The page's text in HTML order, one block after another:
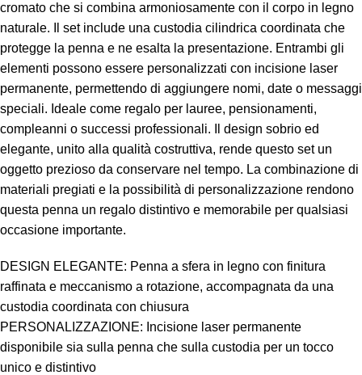
cromato che si combina armoniosamente con il corpo in legno
naturale. Il set include una custodia cilindrica coordinata che
protegge la penna e ne esalta la presentazione. Entrambi gli
elementi possono essere personalizzati con incisione laser
permanente, permettendo di aggiungere nomi, date o messaggi
speciali. Ideale come regalo per lauree, pensionamenti,
compleanni o successi professionali. Il design sobrio ed
elegante, unito alla qualità costruttiva, rende questo set un
oggetto prezioso da conservare nel tempo. La combinazione di
materiali pregiati e la possibilità di personalizzazione rendono
questa penna un regalo distintivo e memorabile per qualsiasi
occasione importante.
DESIGN ELEGANTE: Penna a sfera in legno con finitura
raffinata e meccanismo a rotazione, accompagnata da una
custodia coordinata con chiusura
PERSONALIZZAZIONE: Incisione laser permanente
disponibile sia sulla penna che sulla custodia per un tocco
unico e distintivo